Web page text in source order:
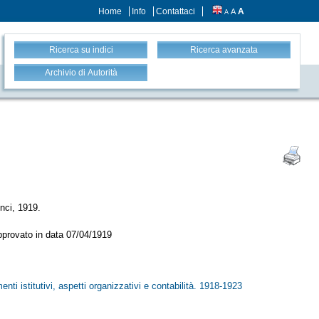
Home Info Contattaci A A A
Ricerca su indici Ricerca avanzata
Archivio di Autorità